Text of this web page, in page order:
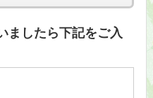
ましたら下記をご入